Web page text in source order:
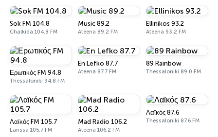
Sok FM 104.8
Chalkida 104.8 FM
Music 89.2
Ateena 89.2 FM
Ellinikos 93.2
Ateena 93.2 FM
Ερωτικός FM 94.8
Thessaloniki 94.8 FM
En Lefko 87.7
Ateena 87.7 FM
89 Rainbow
Thessaloniki 89.0 FM
Λαϊκός FM 105.7
Larissa 105.7 FM
Mad Radio 106.2
Ateena 106.2 FM
Λαϊκός 87.6
Thessaloniki 87.6 FM